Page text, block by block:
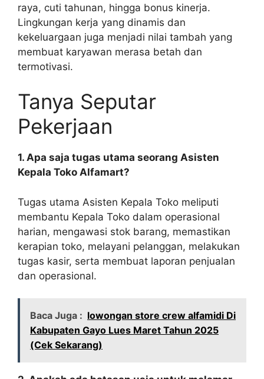
raya, cuti tahunan, hingga bonus kinerja.
Lingkungan kerja yang dinamis dan
kekeluargaan juga menjadi nilai tambah yang
membuat karyawan merasa betah dan
termotivasi.
Tanya Seputar
Pekerjaan
1. Apa saja tugas utama seorang Asisten
Kepala Toko Alfamart?
Tugas utama Asisten Kepala Toko meliputi
membantu Kepala Toko dalam operasional
harian, mengawasi stok barang, memastikan
kerapian toko, melayani pelanggan, melakukan
tugas kasir, serta membuat laporan penjualan
dan operasional.
Baca Juga : lowongan store crew alfamidi Di
Kabupaten Gayo Lues Maret Tahun 2025
(Cek Sekarang)